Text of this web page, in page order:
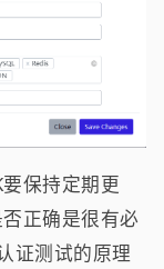
保持定期更
正确是很有必
证测试的原理